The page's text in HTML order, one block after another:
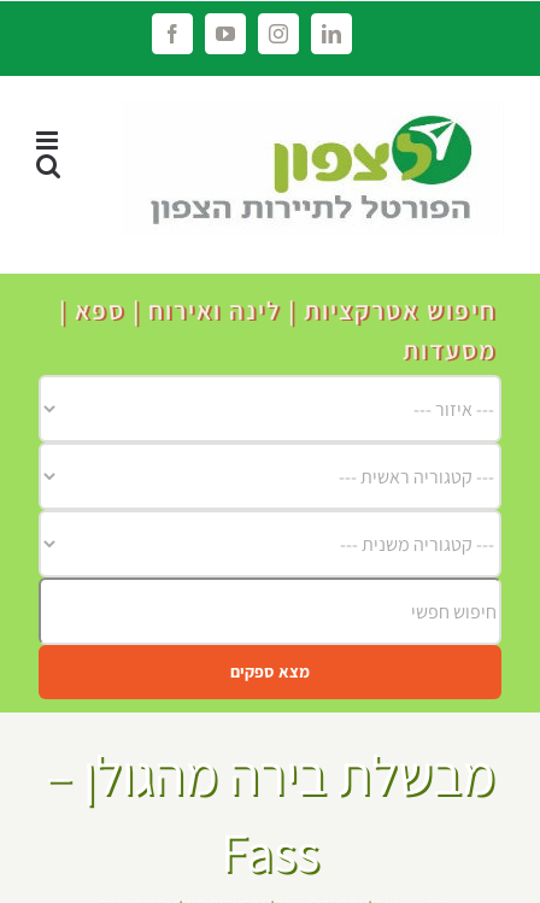
LinkedIn
Instagram
YouTube
Facebook
חיפוש אטרקציות | לינה ואירוח | ספא |
מסעדות
מצא ספקים
מבשלת בירה מהגולן –
Fass